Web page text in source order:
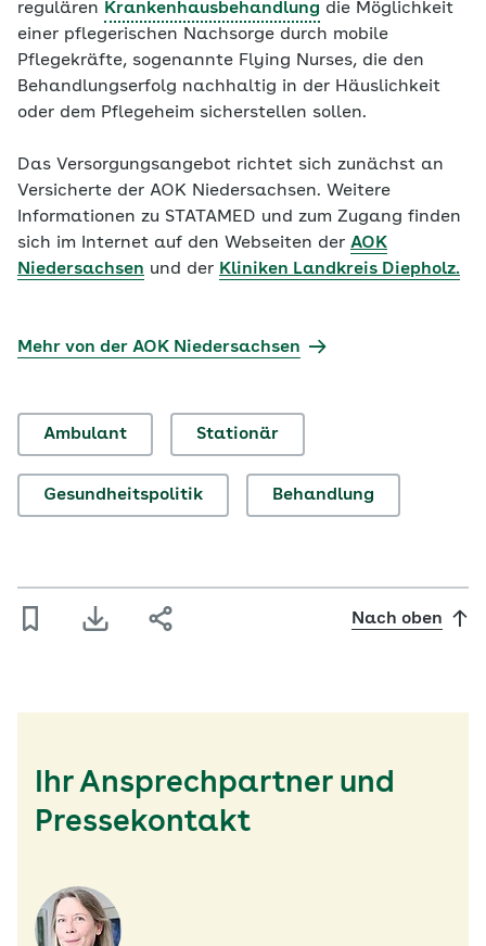
regulären Krankenhausbehandlung die Möglichkeit
einer pflegerischen Nachsorge durch mobile
Pflegekräfte, sogenannte Flying Nurses, die den
Behandlungserfolg nachhaltig in der Häuslichkeit
oder dem Pflegeheim sicherstellen sollen.
Das Versorgungsangebot richtet sich zunächst an
Versicherte der AOK Niedersachsen. Weitere
Informationen zu STATAMED und zum Zugang finden
sich im Internet auf den Webseiten der AOK
Niedersachsen und der Kliniken Landkreis Diepholz.
Mehr von der AOK Niedersachsen
Ambulant Stationär
Gesundheitspolitik Behandlung
Nach oben
Ihr Ansprechpartner und
Pressekontakt